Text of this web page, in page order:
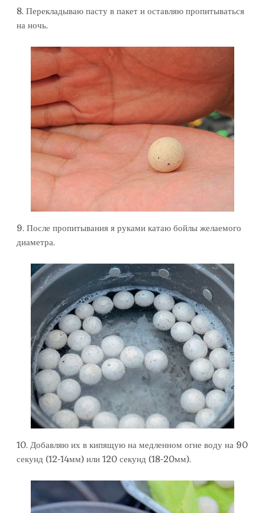
8. Перекладываю пасту в пакет и оставляю пропитываться
на ночь.
9. После пропитывания я руками катаю бойлы желаемого
диаметра.
10. Добавляю их в кипящую на медленном огне воду на 90
секунд (12-14мм) или 120 секунд (18-20мм).